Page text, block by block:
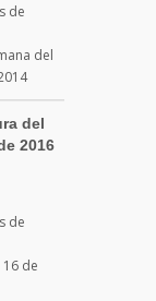
de
del
del
2016
de
de